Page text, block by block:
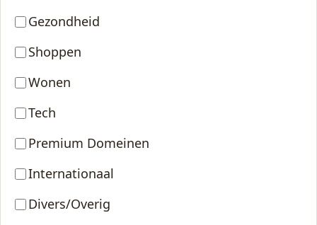
Gezondheid
Shoppen
Wonen
Tech
Premium Domeinen
Internationaal
Divers/Overig